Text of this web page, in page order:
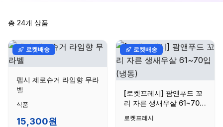
총 24개 상품
로켓배송
펩시 제로슈거 라임향 무라
벨
식품
15,300원
로켓배송
[로켓프레시] 팜앤푸드 꼬
리 자른 생새우살 61~70입
로켓프레시